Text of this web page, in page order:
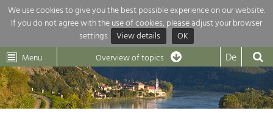
We use cookies to give you the best possible experience on our website.
If you do not agree with the use of cookies, please adjust your browser
settings. View details OK
Dunkelsteinerwald
Wachau
Cultural
Landscape
Dunkelsteinerwald Klima
Menu Overview of topics De
News
Wachau Cultural Landscape 
Overview of topics
Development within our region is extremely diverse. Which is why we
provide you with an overview of our main topics here. For more
information, simply click on the topic to see all projects in this context.